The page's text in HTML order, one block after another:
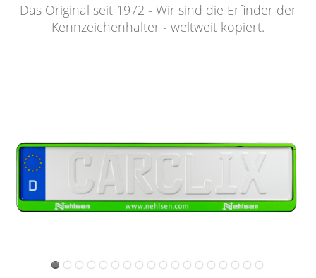
Das Original seit 1972 - Wir sind die Erfinder der
Kennzeichenhalter - weltweit kopiert.